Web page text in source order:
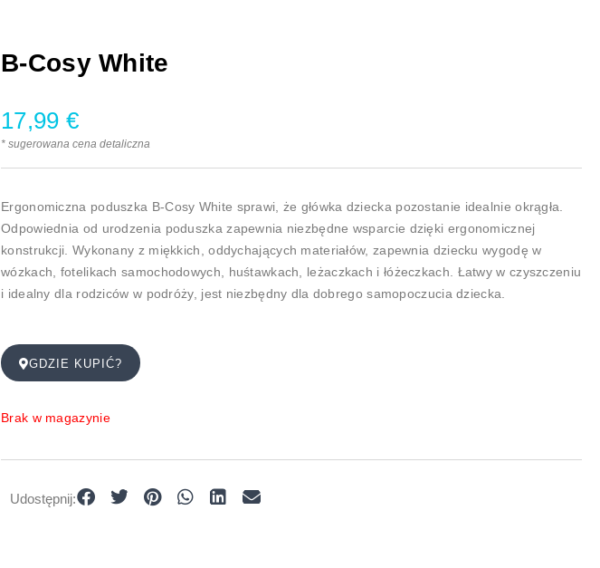
B-Cosy White
17,99 €
* sugerowana cena detaliczna
Ergonomiczna poduszka B-Cosy White sprawi, że główka dziecka pozostanie idealnie okrągła.
Odpowiednia od urodzenia poduszka zapewnia niezbędne wsparcie dzięki ergonomicznej
konstrukcji. Wykonany z miękkich, oddychających materiałów, zapewnia dziecku wygodę w
wózkach, fotelikach samochodowych, huśtawkach, leżaczkach i łóżeczkach. Łatwy w czyszczeniu
i idealny dla rodziców w podróży, jest niezbędny dla dobrego samopoczucia dziecka.
GDZIE KUPIĆ?
Brak w magazynie
Udostępnij: